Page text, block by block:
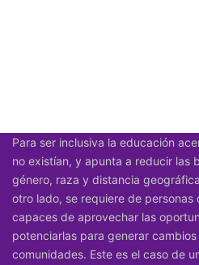
Para ser inclusiva la educación
no existían, y apunta a reducir las
género, raza y distancia
otro lado, se requiere de personas
capaces de aprovechar las
potenciarlas para generar
comunidades. Este es el caso de